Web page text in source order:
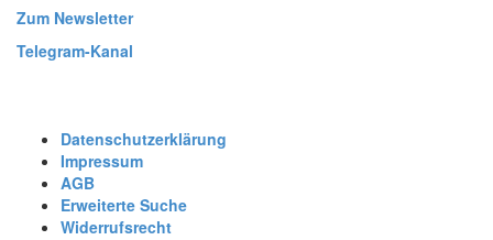
Zum Newsletter
Telegram-Kanal
Datenschutzerklärung
Impressum
AGB
Erweiterte Suche
Widerrufsrecht